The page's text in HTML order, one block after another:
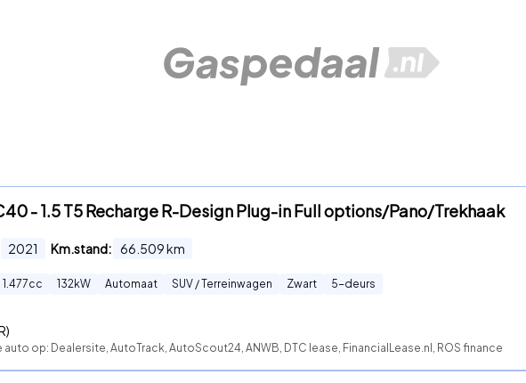
- 1.5 T5 Recharge R-Design Plug-in Full options/Pano/Trekhaak
2021 Km.stand: 66.509km
1.477cc 132kW Automaat SUV / Terreinwagen Zwart 5-deurs
auto op: Dealersite, AutoTrack, AutoScout24, ANWB, DTC lease, FinancialLease.nl, ROS finance